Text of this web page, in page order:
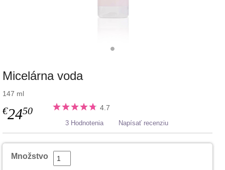
Micelárna voda
147 ml
€2450 4.7
3 Hodnotenia Napísať recenziu
Množstvo